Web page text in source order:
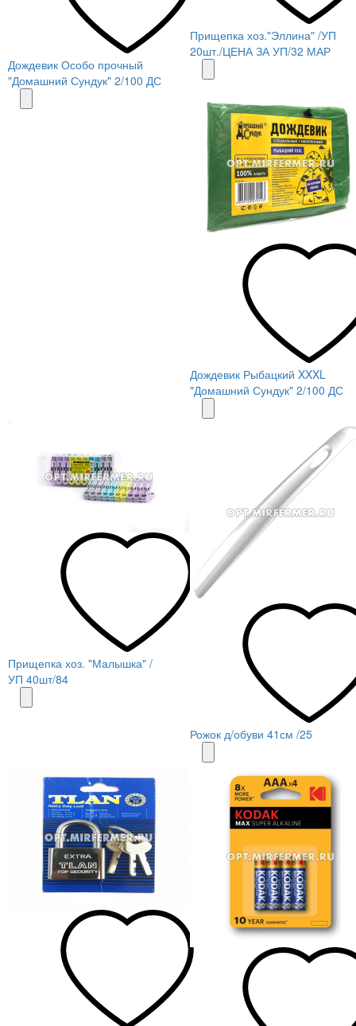
Дождевик Особо прочный
"Домашний Сундук" 2/100 ДС
Прищепка хоз."Эллина" /УП
20шт./ЦЕНА ЗА УП/32 МАР
Дождевик Рыбацкий XXXL
"Домашний Сундук" 2/100 ДС
Прищепка хоз. "Малышка" /
УП 40шт/84
Рожок д/обуви 41см /25